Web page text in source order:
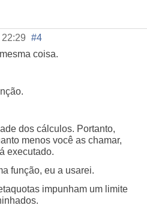
#4
coisa.
dos cálculos. Portanto,
menos você as chamar,
executado.
função, eu a usarei.
impunham um limite